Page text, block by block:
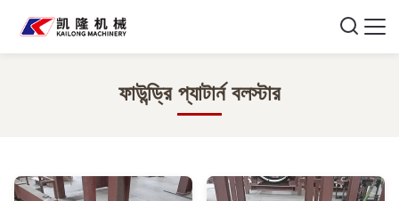
ফাউন্ড্রি প্যাটার্ন বলস্টার